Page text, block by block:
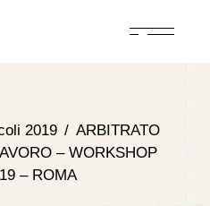
2019
ARBITRATO
– WORKSHOP
– ROMA